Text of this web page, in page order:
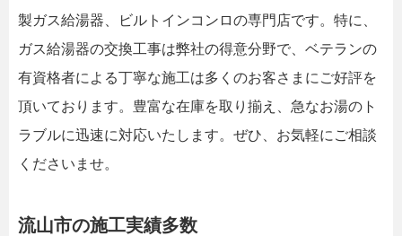
製ガス給湯器、ビルトインコンロの専門店です。特に、
ガス給湯器の交換工事は弊社の得意分野で、ベテランの
有資格者による丁寧な施工は多くのお客さまにご好評を
頂いております。豊富な在庫を取り揃え、急なお湯のト
ラブルに迅速に対応いたします。ぜひ、お気軽にご相談
くださいませ。
流山市の施工実績多数